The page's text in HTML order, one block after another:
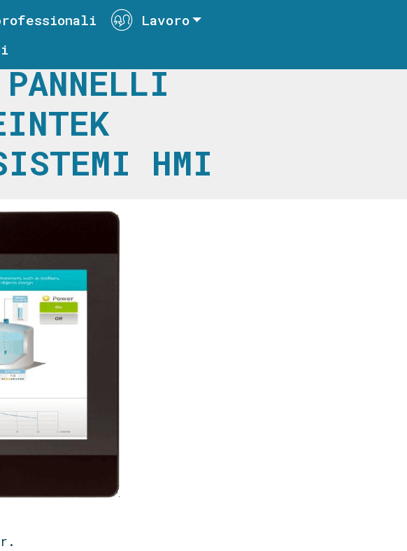
Lavoro
PANNELLI
HMI